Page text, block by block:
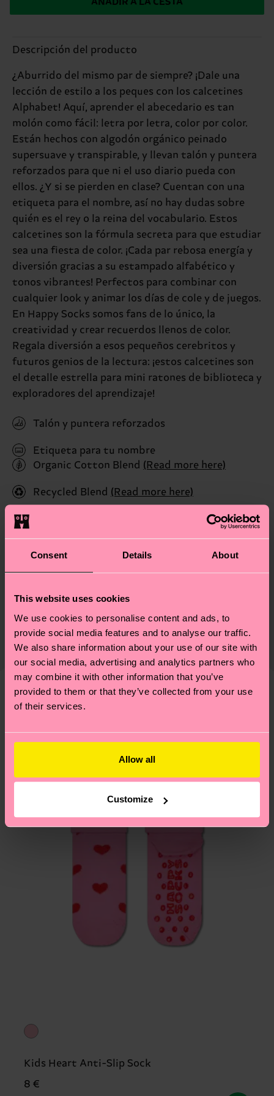
Consent Details About
This website uses cookies
We use cookies to personalise content and ads, to
provide social media features and to analyse our traffic.
We also share information about your use of our site with
our social media, advertising and analytics partners who
may combine it with other information that you’ve
provided to them or that they’ve collected from your use
of their services.
Allow all
Customize
Descripción del producto
¿Aburrido del mismo par de siempre? ¡Dale una
lección de estilo a los peques con los calcetines
Alphabet! Aquí, aprender el abecedario es tan
molón como fácil: letra por letra, color por color.
Están hechos con algodón orgánico peinado
supersuave y transpirable, y llevan talón y puntera
reforzados para que ni el uso diario pueda con
ellos. ¿Y si se pierden en clase? Cuentan con una
etiqueta para el nombre, así no hay dudas sobre
quién es el rey o la reina del vocabulario. Estos
calcetines son la fórmula secreta para que estudiar
sea una fiesta de color. ¡Cada par rebosa energía y
diversión gracias a su estampado alfabético y
tonos vibrantes! Perfectos para combinar con
cualquier look y animar los días de cole y de juegos.
En Happy Socks somos fans de lo único, la
creatividad y crear recuerdos llenos de color.
Regala diversión a esos pequeños cerebritos y
futuros genios de la lectura: ¡estos calcetines son
el detalle estrella para mini ratones de biblioteca y
exploradores del aprendizaje!
Talón y puntera reforzados
Etiqueta para tu nombre
Organic Cotton Blend (Read more here)
Recycled Blend (Read more here)
ID: P001462
Materiales
Información detallada:
85% Mezcla de algodón orgánico, 7% Poliamida, 6%
Poliamida reciclada, 2% Elastano
La sostenibilidad es mucho más que sellos y
etiquetas. Se trata de elegir el camino ético, pisar
ligero para el planeta, mimar tus calcetines y un
montón de cosas más. ¿Quieres descubrirlo todo y
llevarte algunos trucos? Pásate por nuestra página
de sostenibilidad
Envío y devoluciónes
El plazo de entrega estimado a España desde la
fecha de envío es de 5-8 días laborables. Ten en
cuenta que se trata de una estimación y que el
tiempo exacto puede variar según el servicio
postal local.
nuestra página deDevolucionespara ver las
respuestas a las preguntas más frecuentes.
Creemos que te va a encantar
Kids Heart Anti-Slip Sock
8 €